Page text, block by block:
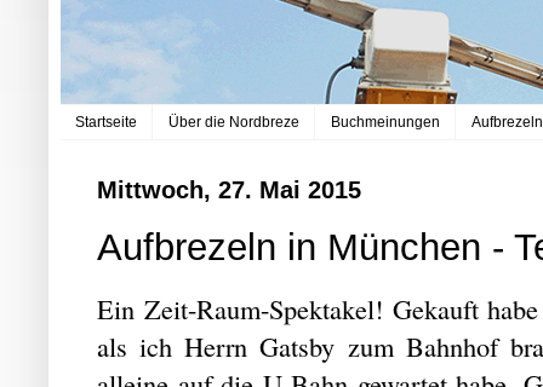
Startseite Über die Nordbreze Buchmeinungen
Mittwoch, 27. Mai 2015
Aufbrezeln in München -
Ein Zeit-Raum-Spektakel! Gekauft
als ich Herrn Gatsby zum Bahnhof